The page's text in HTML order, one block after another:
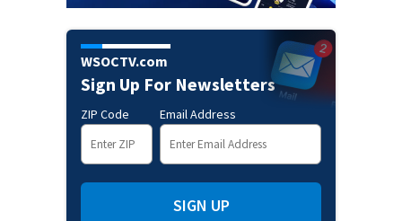
WSOCTV.com
Sign Up For Newsletters
ZIP Code Email Address
SIGN UP